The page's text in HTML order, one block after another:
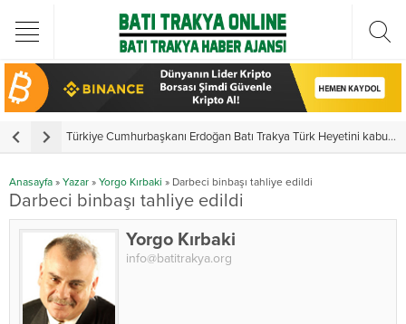
Türkiye Cumhurbaşkanı Erdoğan Batı Trakya Türk Heyetini kabul etti
Anasayfa » Yazar » Yorgo Kırbaki » Darbeci binbaşı tahliye edildi
Darbeci binbaşı tahliye edildi
Yorgo Kırbaki
info@batitrakya.org